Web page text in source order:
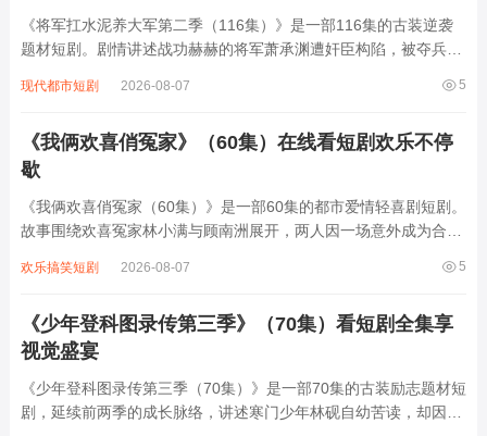
《将军扛水泥养大军第二季（116集）》是一部116集的古装逆袭
题材短剧。剧情讲述战功赫赫的将军萧承渊遭奸臣构陷，被夺兵权
生。面对昔日部下被欺压、敌国细作渗透等危机，萧承渊白天在工
5
现代都市短剧 2026-08-07
《我俩欢喜俏冤家》（60集）在线看短剧欢乐不停
歇
《我俩欢喜俏冤家（60集）》是一部60集的都市爱情轻喜剧短剧。
故事围绕欢喜冤家林小满与顾南洲展开，两人因一场意外成为合租
的插画师，顾南洲则是毒舌傲娇的金融精英，日常斗嘴中碰撞出无
5
欢乐搞笑短剧 2026-08-07
《少年登科图录传第三季》（70集）看短剧全集享
视觉盛宴
《少年登科图录传第三季（70集）》是一部70集的古装励志题材短
剧，延续前两季的成长脉络，讲述寒门少年林砚自幼苦读，却因家